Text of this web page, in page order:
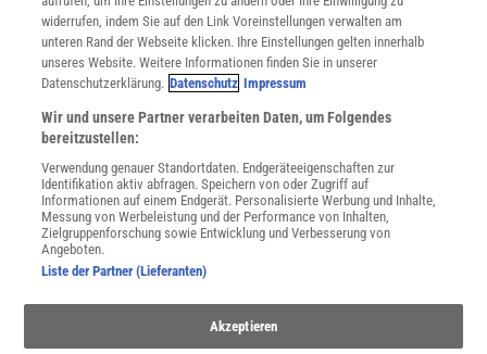
Nutzungsbasierte Onlinewerbung
Alle Artikel
Impressum
Angebote für Schulen
Angebote für Institutionen
Sprachen lernen mit Gymglish
Lexika
Für Spektrum schreiben
Zugänglichkeitserklärung
WEBSEITEN
KielSCN
Wissenschaft in die Schulen
widerrufen, indem Sie auf den Link Voreinstellungen verwalten am
unteren Rand der Webseite klicken. Ihre Einstellungen gelten innerhalb
unseres Website. Weitere Informationen finden Sie in unserer
Datenschutzerklärung. Datenschutz Impressum
Wir und unsere Partner verarbeiten Daten, um Folgendes
bereitzustellen:
Verwendung genauer Standortdaten. Endgeräteeigenschaften zur
Identifikation aktiv abfragen. Speichern von oder Zugriff auf
Informationen auf einem Endgerät. Personalisierte Werbung und Inhalte,
Messung von Werbeleistung und der Performance von Inhalten,
Zielgruppenforschung sowie Entwicklung und Verbesserung von
Angeboten.
Liste der Partner (Lieferanten)
Akzeptieren